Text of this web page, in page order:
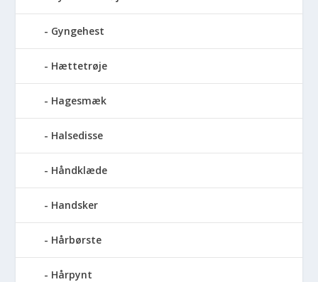
Gyngehest
Hættetrøje
Hagesmæk
Halsedisse
Håndklæde
Handsker
Hårbørste
Hårpynt